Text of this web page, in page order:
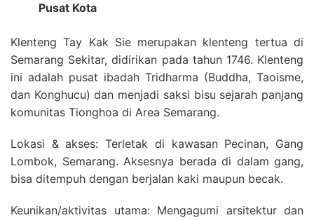
Pusat Kota
Klenteng Tay Kak Sie merupakan klenteng tertua di
Semarang Sekitar, didirikan pada tahun 1746. Klenteng
ini adalah pusat ibadah Tridharma (Buddha, Taoisme,
dan Konghucu) dan menjadi saksi bisu sejarah panjang
komunitas Tionghoa di Area Semarang.
Lokasi & akses: Terletak di kawasan Pecinan, Gang
Lombok, Semarang. Aksesnya berada di dalam gang,
bisa ditempuh dengan berjalan kaki maupun becak.
Keunikan/aktivitas utama: Mengagumi arsitektur dan